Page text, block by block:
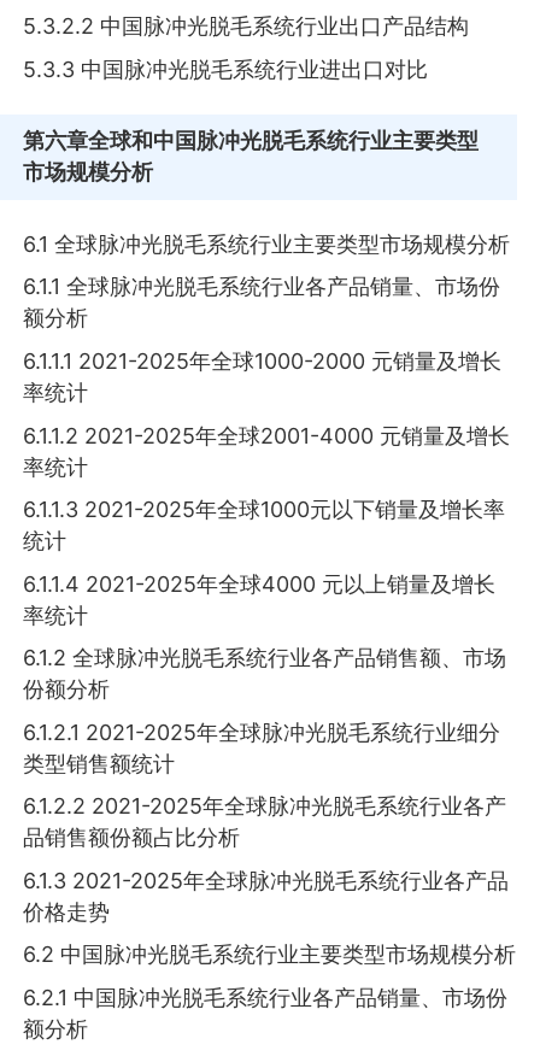
5.3.2.2 中国脉冲光脱毛系统行业出口产品结构
5.3.3 中国脉冲光脱毛系统行业进出口对比
第六章全球和中国脉冲光脱毛系统行业主要类型
市场规模分析
6.1 全球脉冲光脱毛系统行业主要类型市场规模分析
6.1.1 全球脉冲光脱毛系统行业各产品销量、市场份
额分析
6.1.1.1 2021-2025年全球1000-2000 元销量及增长
率统计
6.1.1.2 2021-2025年全球2001-4000 元销量及增长
率统计
6.1.1.3 2021-2025年全球1000元以下销量及增长率
统计
6.1.1.4 2021-2025年全球4000 元以上销量及增长
率统计
6.1.2 全球脉冲光脱毛系统行业各产品销售额、市场
份额分析
6.1.2.1 2021-2025年全球脉冲光脱毛系统行业细分
类型销售额统计
6.1.2.2 2021-2025年全球脉冲光脱毛系统行业各产
品销售额份额占比分析
6.1.3 2021-2025年全球脉冲光脱毛系统行业各产品
价格走势
6.2 中国脉冲光脱毛系统行业主要类型市场规模分析
6.2.1 中国脉冲光脱毛系统行业各产品销量、市场份
额分析